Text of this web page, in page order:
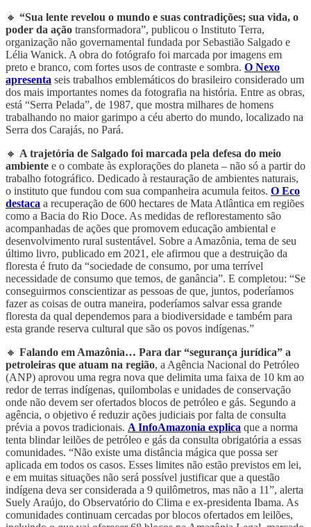
🔸 “Sua lente revelou o mundo e suas contradições; sua vida, o
poder da ação transformadora”, publicou o Instituto Terra,
organização não governamental fundada por Sebastião Salgado e
Lélia Wanick. A obra do fotógrafo foi marcada por imagens em
preto e branco, com fortes usos de contraste e sombra. O Nexo
apresenta seis trabalhos emblemáticos do brasileiro considerado um
dos mais importantes nomes da fotografia na história. Entre as obras,
está “Serra Pelada”, de 1987, que mostra milhares de homens
trabalhando no maior garimpo a céu aberto do mundo, localizado na
Serra dos Carajás, no Pará.
🔸 A trajetória de Salgado foi marcada pela defesa do meio
ambiente e o combate às explorações do planeta – não só a partir do
trabalho fotográfico. Dedicado à restauração de ambientes naturais,
o instituto que fundou com sua companheira acumula feitos. O Eco
destaca a recuperação de 600 hectares de Mata Atlântica em regiões
como a Bacia do Rio Doce. As medidas de reflorestamento são
acompanhadas de ações que promovem educação ambiental e
desenvolvimento rural sustentável. Sobre a Amazônia, tema de seu
último livro, publicado em 2021, ele afirmou que a destruição da
floresta é fruto da “sociedade de consumo, por uma terrível
necessidade de consumo que temos, de ganância”. E completou: “Se
conseguirmos conscientizar as pessoas de que, juntos, poderíamos
fazer as coisas de outra maneira, poderíamos salvar essa grande
floresta da qual dependemos para a biodiversidade e também para
esta grande reserva cultural que são os povos indígenas.”
🔸 Falando em Amazônia… Para dar “segurança jurídica” a
petroleiras que atuam na região, a Agência Nacional do Petróleo
(ANP) aprovou uma regra nova que delimita uma faixa de 10 km ao
redor de terras indígenas, quilombolas e unidades de conservação
onde não devem ser ofertados blocos de petróleo e gás. Segundo a
agência, o objetivo é reduzir ações judiciais por falta de consulta
prévia a povos tradicionais. A InfoAmazonia explica que a norma
tenta blindar leilões de petróleo e gás da consulta obrigatória a essas
comunidades. “Não existe uma distância mágica que possa ser
aplicada em todos os casos. Esses limites não estão previstos em lei,
e em muitas situações não será possível justificar que a questão
indígena deva ser considerada a 9 quilômetros, mas não a 11”, alerta
Suely Araújo, do Observatório do Clima e ex-presidenta Ibama. As
comunidades continuam cercadas por blocos ofertados em leilões,